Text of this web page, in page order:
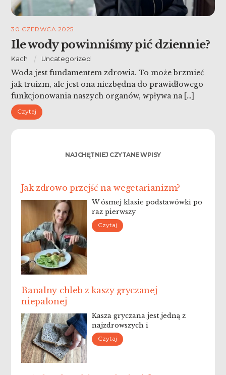
30 CZERWCA 2025
Ile wody powinniśmy pić dziennie?
Kach Uncategorized
Woda jest fundamentem zdrowia. To może brzmieć
jak truizm, ale jest ona niezbędna do prawidłowego
funkcjonowania naszych organów, wpływa na […]
Czytaj
NAJCHĘTNIEJ CZYTANE WPISY
Jak zdrowo przejść na wegetarianizm?
W ósmej klasie podstawówki po
raz pierwszy
Czytaj
Banalny chleb z kaszy gryczanej
niepalonej
Kasza gryczana jest jedną z
najzdrowszych i
Czytaj